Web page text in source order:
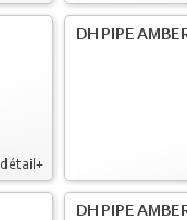
détail+
DH PIPE
DH PIPE